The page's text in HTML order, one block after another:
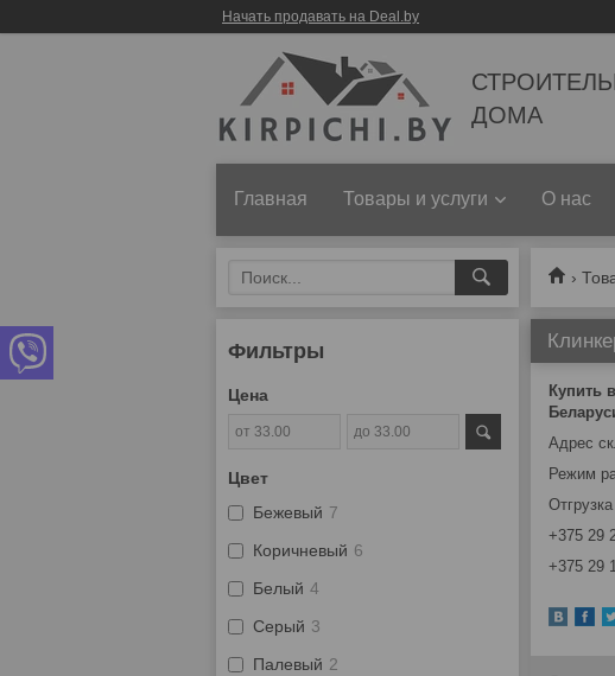
Начать продавать на Deal.by
ДОМА
Главная Товары и услуги О нас
Купить
Адрес
Режим
+375 29
+375 29
Фильтры
Цена
Цвет
Бежевый 7
Коричневый 6
Белый 4
Серый 3
Палевый 2